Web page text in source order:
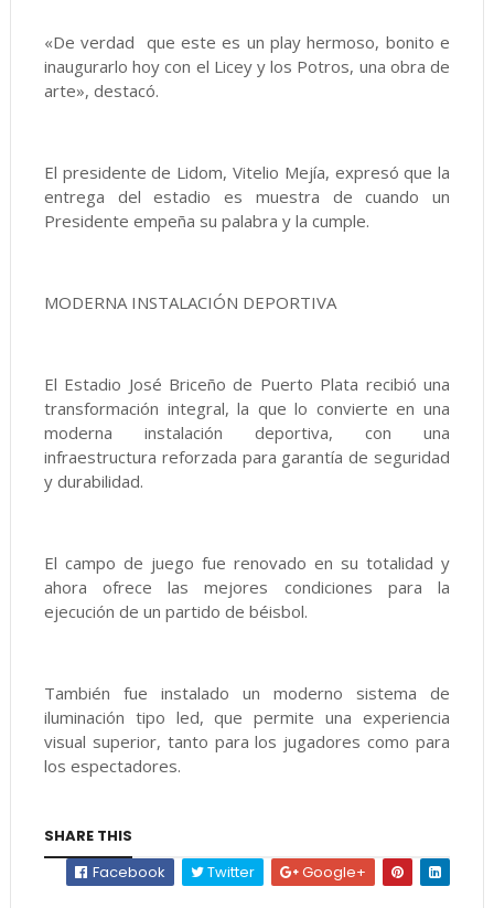
«De verdad que este es un play hermoso, bonito e
inaugurarlo hoy con el Licey y los Potros, una obra de
arte», destacó.
El presidente de Lidom, Vitelio Mejía, expresó que la
entrega del estadio es muestra de cuando un
Presidente empeña su palabra y la cumple.
MODERNA INSTALACIÓN DEPORTIVA
El Estadio José Briceño de Puerto Plata recibió una
transformación integral, la que lo convierte en una
moderna instalación deportiva, con una
infraestructura reforzada para garantía de seguridad
y durabilidad.
El campo de juego fue renovado en su totalidad y
ahora ofrece las mejores condiciones para la
ejecución de un partido de béisbol.
También fue instalado un moderno sistema de
iluminación tipo led, que permite una experiencia
visual superior, tanto para los jugadores como para
los espectadores.
SHARE THIS
Facebook
Twitter Google+